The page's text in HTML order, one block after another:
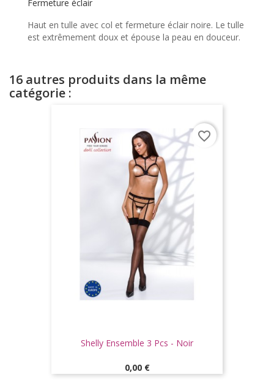
Fermeture éclair
Haut en tulle avec col et fermeture éclair noire. Le tulle
est extrêmement doux et épouse la peau en douceur.
16 autres produits dans la même
catégorie :
Shelly Ensemble 3 Pcs - Noir
Prix
0,00 €
favorite_border